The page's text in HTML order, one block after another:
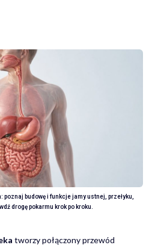
poznaj budowę i funkcje jamy ustnej, przełyku,
drogę pokarmu krok po kroku.
tworzy połączony przewód